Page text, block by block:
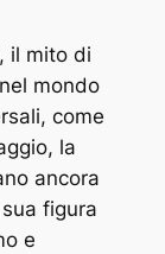
il mito di
mondo
come
la
ancora
figura
e